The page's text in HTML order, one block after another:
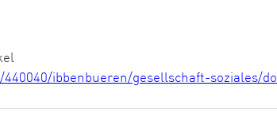
ibbenbueren/gesellschaft-soziales/